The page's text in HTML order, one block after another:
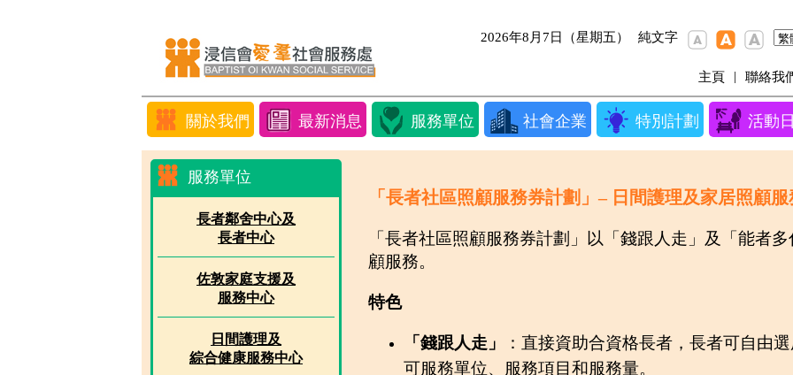
2026年8月7日（星期五） 純文字
主頁 | 聯絡我
關於我們 最新消息 服務單位 社會企業 特別計劃 活動
服務單位
長者鄰舍中心及
長者中心
佐敦家庭支援及
服務中心
日間護理及
綜合健康服務中心
「長者社區照顧服務券計劃」– 日間護理及家居照顧服
「長者社區照顧服務券計劃」以「錢跟人走」及「能者
顧服務。
特色
「錢跟人走」 ：直接資助合資格長者，長者可自由
可服務單位、服務項目和服務量。